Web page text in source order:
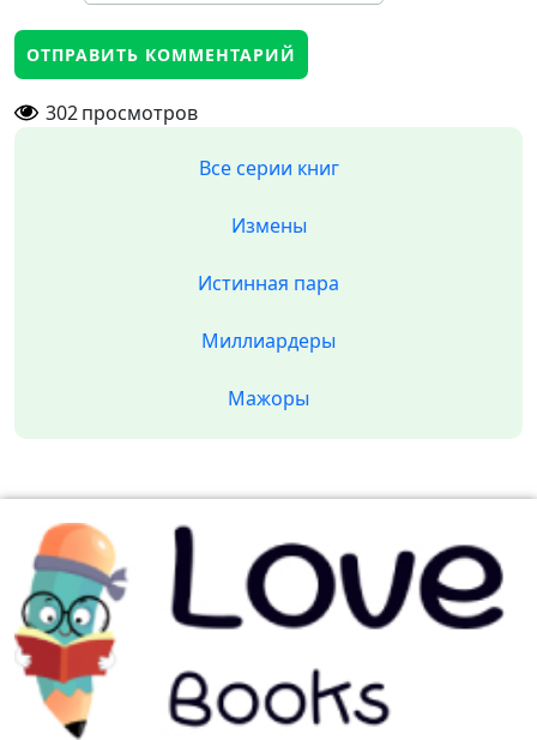
302просмотров
Все серии книг
Измены
Истинная пара
Миллиардеры
Мажоры